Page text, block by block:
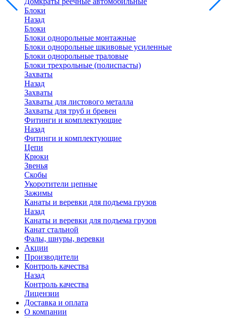
Блоки
Назад
Блоки
Блоки однорольные монтажные
Блоки однорольные шкивовые усиленные
Блоки однорольные траловые
Блоки трехрольные (полиспасты)
Захваты
Назад
Захваты
Захваты для листового металла
Захваты для труб и бревен
Фитинги и комплектующие
Назад
Фитинги и комплектующие
Цепи
Крюки
Звенья
Скобы
Укоротители цепные
Зажимы
Канаты и веревки для подъема грузов
Назад
Канаты и веревки для подъема грузов
Канат стальной
Фалы, шнуры, веревки
Акции
Производители
Контроль качества
Назад
Контроль качества
Лицензии
Доставка и оплата
О компании